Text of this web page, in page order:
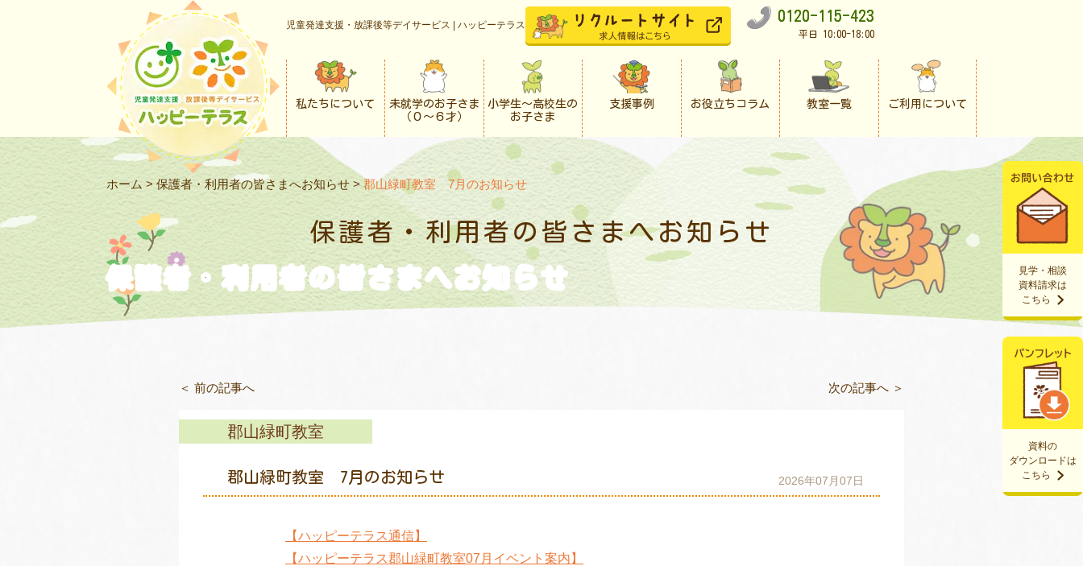
児童発達支援・放課後等デイサービス | ハッピーテラス
0120-115-423
平日 10:00-18:00
私たちについて
未就学のお子さま
（０〜６才）
小学生〜高校生の
お子さま
支援事例 お役立ちコラム 教室一覧 ご利用について
資料の
ダウンロードは
こちら
見学・相談
資料請求は
こちら
ホーム > 保護者・利用者の皆さまへお知らせ > 郡山緑町教室 7月のお知らせ
保護者・利用者の 皆さまへお知らせ
保護者・利用者の皆さまへお知らせ
＜ 前の記事へ 次の記事へ ＞
郡山緑町教室
郡山緑町教室 7月のお知らせ 2026年07月07日
【ハッピーテラス通信】
【ハッピーテラス郡山緑町教室07月イベント案内】